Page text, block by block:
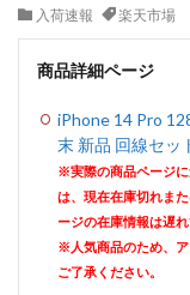
入荷速報
楽天市場
商品詳細ページ
iPhone 14 Pro
末 新品 回線セッ
※実際の商品ページ
は、現在在庫切れま
ージの在庫情報は遅
※人気商品のため、
ご了承ください。